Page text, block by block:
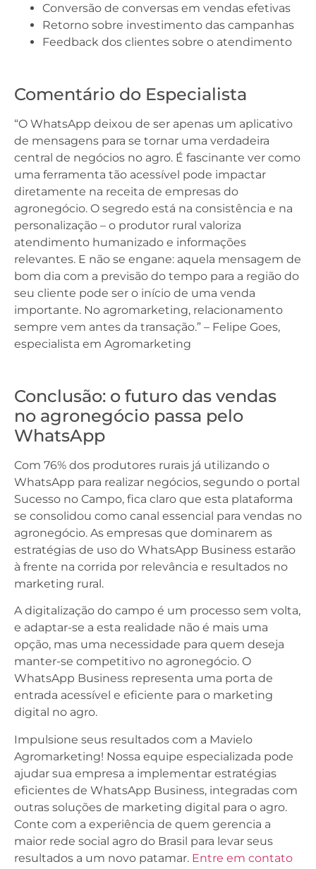
Conversão de conversas em vendas efetivas
Retorno sobre investimento das campanhas
Feedback dos clientes sobre o atendimento
Comentário do Especialista
“O WhatsApp deixou de ser apenas um aplicativo
de mensagens para se tornar uma verdadeira
central de negócios no agro. É fascinante ver como
uma ferramenta tão acessível pode impactar
diretamente na receita de empresas do
agronegócio. O segredo está na consistência e na
personalização – o produtor rural valoriza
atendimento humanizado e informações
relevantes. E não se engane: aquela mensagem de
bom dia com a previsão do tempo para a região do
seu cliente pode ser o início de uma venda
importante. No agromarketing, relacionamento
sempre vem antes da transação.” – Felipe Goes,
especialista em Agromarketing
Conclusão: o futuro das vendas
no agronegócio passa pelo
WhatsApp
Com 76% dos produtores rurais já utilizando o
WhatsApp para realizar negócios, segundo o portal
Sucesso no Campo, fica claro que esta plataforma
se consolidou como canal essencial para vendas no
agronegócio. As empresas que dominarem as
estratégias de uso do WhatsApp Business estarão
à frente na corrida por relevância e resultados no
marketing rural.
A digitalização do campo é um processo sem volta,
e adaptar-se a esta realidade não é mais uma
opção, mas uma necessidade para quem deseja
manter-se competitivo no agronegócio. O
WhatsApp Business representa uma porta de
entrada acessível e eficiente para o marketing
digital no agro.
Impulsione seus resultados com a Mavielo
Agromarketing! Nossa equipe especializada pode
ajudar sua empresa a implementar estratégias
eficientes de WhatsApp Business, integradas com
outras soluções de marketing digital para o agro.
Conte com a experiência de quem gerencia a
maior rede social agro do Brasil para levar seus
resultados a um novo patamar. Entre em contato